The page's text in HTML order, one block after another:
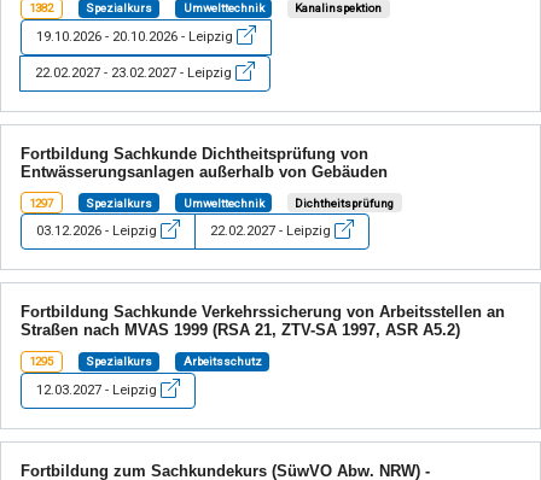
1382 Spezialkurs Umwelttechnik Kanalinspektion
19.10.2026 - 20.10.2026 - Leipzig
22.02.2027 - 23.02.2027 - Leipzig
Fortbildung Sachkunde Dichtheitsprüfung von
Entwässerungsanlagen außerhalb von Gebäuden
1297 Spezialkurs Umwelttechnik Dichtheitsprüfung
03.12.2026 - Leipzig 22.02.2027 - Leipzig
Fortbildung Sachkunde Verkehrssicherung von Arbeitsstellen an
Straßen nach MVAS 1999 (RSA 21, ZTV-SA 1997, ASR A5.2)
1295 Spezialkurs Arbeitsschutz
12.03.2027 - Leipzig
Fortbildung zum Sachkundekurs (SüwVO Abw. NRW) -